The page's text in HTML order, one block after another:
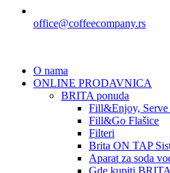
office@coffeecompany.rs
O nama
ONLINE PRODAVNICA
BRITA ponuda
Fill&Enjoy,
Fill&Go Flašice
Filteri
Brita ON TAP
Aparat za soda
Gde kupiti